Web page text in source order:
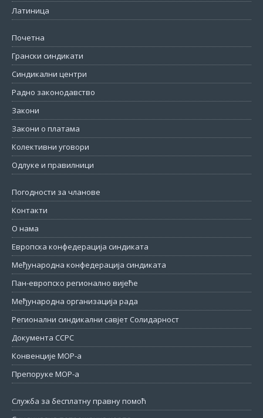
Латиница
Почетна
Грански синдикати
Синдикални центри
Радно законодавство
Закони
Закони о платама
Колективни уговори
Одлуке и правилници
Погодности за чланове
Контакти
О нама
Европска конфедерација синдиката
Међународна конфедерација синдиката
Пан-европско регионално вијеће
Међународна организација рада
Регионални синдикални савјет Солидарност
Документа ССРС
Конвенције МОР-а
Препоруке МОР-а
Служба за бесплатну правну помоћ